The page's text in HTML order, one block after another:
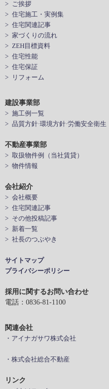
> ご挨拶
> 住宅施工・実例集
> 住宅関連記事
> 家づくりの流れ
> ZEH目標資料
> 住宅性能
> 住宅保証
> リフォーム
建設事業部
> 施工例一覧
> 品質方針·環境方針·労働安全衛生
不動産事業部
> 取扱物件例（当社賃貸）
> 物件情報
会社紹介
> 会社概要
> 住宅関連記事
> その他投稿記事
> 新着一覧
> 社長のつぶやき
サイトマップ
プライバシーポリシー
採用に関するお問い合わせ
電話：0836-81-1100
関連会社
・アイナガサワ株式会社
・株式会社総合不動産
リンク